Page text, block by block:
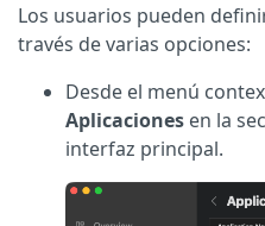
Los usuarios pueden
través de varias opciones:
Desde el menú
Aplicaciones en la
interfaz principal.